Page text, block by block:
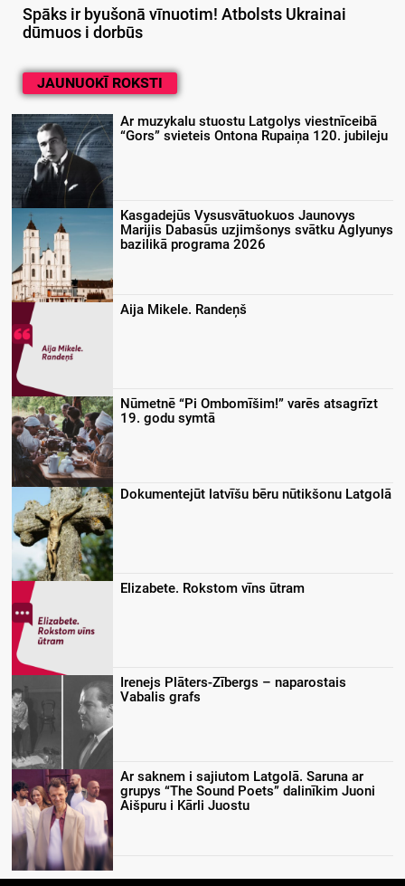
Spāks ir byušonā vīnuotim! Atbolsts Ukrainai
dūmuos i dorbūs
JAUNUOKĪ ROKSTI
Ar muzykalu stuostu Latgolys viestnīceibā
“Gors” svieteis Ontona Rupaiņa 120. jubileju
Kasgadejūs Vysusvātuokuos Jaunovys
Marijis Dabasūs uzjimšonys svātku Aglyunys
bazilikā programa 2026
Aija Mikele. Randeņš
Nūmetnē “Pi Ombomīšim!” varēs atsagrīzt
19. godu symtā
Dokumentejūt latvīšu bēru nūtikšonu Latgolā
Elizabete. Rokstom vīns ūtram
Irenejs Plāters-Zībergs – naparostais
Vabalis grafs
Ar saknem i sajiutom Latgolā. Saruna ar
grupys “The Sound Poets” dalinīkim Juoni
Aišpuru i Kārli Juostu